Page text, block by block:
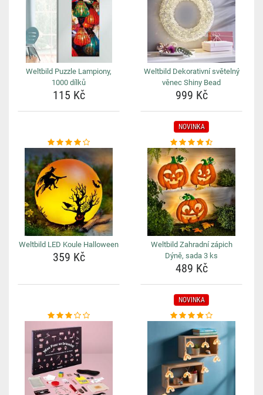
Weltbild Puzzle Lampiony,
1000 dílků
115 Kč
Weltbild Dekorativní světelný
věnec Shiny Bead
999 Kč
Weltbild LED Koule Halloween
359 Kč
NOVINKA
Weltbild Zahradní zápich
Dýně, sada 3 ks
489 Kč
NOVINKA